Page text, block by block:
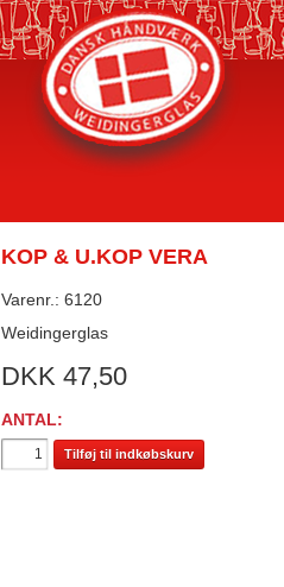
KOP & U.KOP VERA
Varenr.: 6120
Weidingerglas
DKK 47,50
ANTAL:
Tilføj til indkøbskurv